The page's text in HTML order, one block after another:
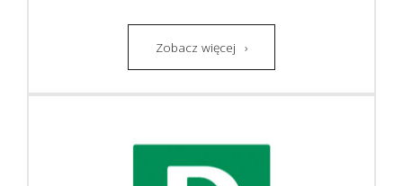
Zobacz więcej